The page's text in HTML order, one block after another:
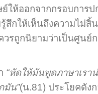
ให้ออกจากกรอบการป
กให้เห็นถึงความไม่สิ้
รถูกนิยามว่าเป็นศูนย์
“หัดให้มันพูดภาษาเรา
มัน”(น.81) ประโยคดัง